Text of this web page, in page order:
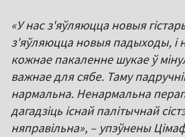
«У нас з'яўляюцца новыя
з'яўляюцца новыя падыходы, і
кожнае пакаленне шукае ў
важнае для сябе. Таму
нармальна. Ненармальна
дагадзіць існай палітычнай
няправільна», – упэўнены